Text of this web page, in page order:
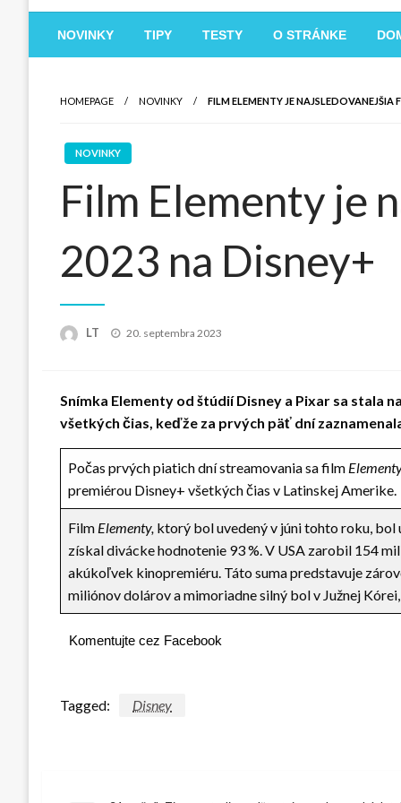
NOVINKY TIPY TESTY O STRÁNKE
HOMEPAGE NOVINKY FILM ELEMENTY JE NAJSLEDOVANEJŠIA
NOVINKY
Film Elementy je
2023 na Disney+
LT
Posted
20. septembra 2023
Snímka Elementy od štúdií Disney a Pixar sa stala
všetkých čias, keďže za prvých päť dní
Počas prvých piatich dní streamovania sa film
premiérou Disney+ všetkých čias v Latinskej Amerike.
Film Elementy, ktorý bol uvedený v júni tohto roku, bol
získal divácke hodnotenie 93 %. V USA zarobil 154
akúkoľvek kinopremiéru. Táto suma predstavuje
miliónov dolárov a mimoriadne silný bol v Južnej
Komentujte cez Facebook
Tagged: Disney